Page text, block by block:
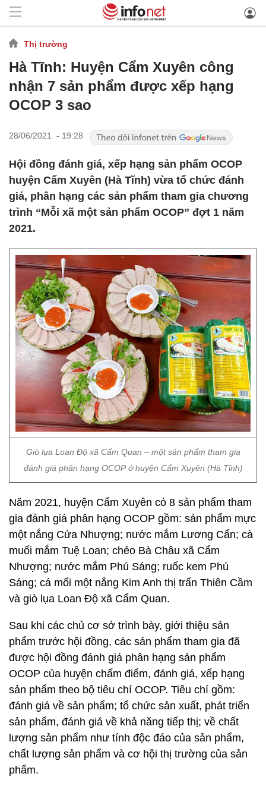
Thị trường
Hà Tĩnh: Huyện Cẩm Xuyên công
nhận 7 sản phẩm được xếp hạng
OCOP 3 sao
28/06/2021 - 19:28
Hội đồng đánh giá, xếp hạng sản phẩm OCOP
huyện Cẩm Xuyên (Hà Tĩnh) vừa tổ chức đánh
giá, phân hạng các sản phẩm tham gia chương
trình “Mỗi xã một sản phẩm OCOP” đợt 1 năm
2021.
Giò lụa Loan Độ xã Cẩm Quan – một sản phẩm tham gia
đánh giá phân hạng OCOP ở huyện Cẩm Xuyên (Hà Tĩnh)
Năm 2021, huyện Cẩm Xuyên có 8 sản phẩm tham
gia đánh giá phân hạng OCOP gồm: sản phẩm mực
một nắng Cửa Nhượng; nước mắm Lương Cẩn; cà
muối mắm Tuệ Loan; chẻo Bà Châu xã Cẩm
Nhượng; nước mắm Phú Sáng; ruốc kem Phú
Sáng; cá mối một nắng Kim Anh thị trấn Thiên Cầm
và giò lụa Loan Độ xã Cẩm Quan.
Sau khi các chủ cơ sở trình bày, giới thiệu sản
phẩm trước hội đồng, các sản phẩm tham gia đã
được hội đồng đánh giá phân hạng sản phẩm
OCOP của huyện chấm điểm, đánh giá, xếp hạng
sản phẩm theo bộ tiêu chí OCOP. Tiêu chí gồm:
đánh giá về sản phẩm; tổ chức sản xuất, phát triển
sản phẩm, đánh giá về khả năng tiếp thị; về chất
lượng sản phẩm như tính độc đáo của sản phẩm,
chất lượng sản phẩm và cơ hội thị trường của sản
phẩm.